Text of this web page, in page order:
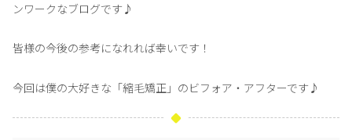
ンワークなブログです♪
皆様の今後の参考になれれば幸いです！
今回は僕の大好きな「縮毛矯正」のビフォア・アフターです♪